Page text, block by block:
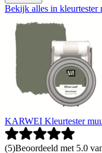
Bekijk alles in kleurtester
KARWEI Kleurtester
(5)Beoordeeld met 5.0